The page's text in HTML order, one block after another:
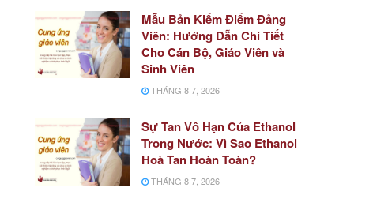
Mẫu Bản Kiểm Điểm Đảng
Viên: Hướng Dẫn Chi Tiết
Cho Cán Bộ, Giáo Viên và
Sinh Viên
THÁNG 8 7, 2026
Sự Tan Vô Hạn Của Ethanol
Trong Nước: Vì Sao Ethanol
Hoà Tan Hoàn Toàn?
THÁNG 8 7, 2026